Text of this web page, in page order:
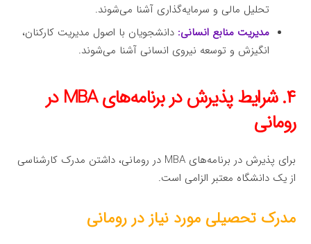
تحلیل مالی و سرمایه‌گذاری آشنا می‌شوند.
مدیریت منابع انسانی: دانشجویان با اصول مدیریت کارکنان،
انگیزش و توسعه نیروی انسانی آشنا می‌شوند.
۴. شرایط پذیرش در برنامه‌های MBA در
رومانی
برای پذیرش در برنامه‌های MBA در رومانی، داشتن مدرک کارشناسی
از یک دانشگاه معتبر الزامی است.
مدرک تحصیلی مورد نیاز در رومانی